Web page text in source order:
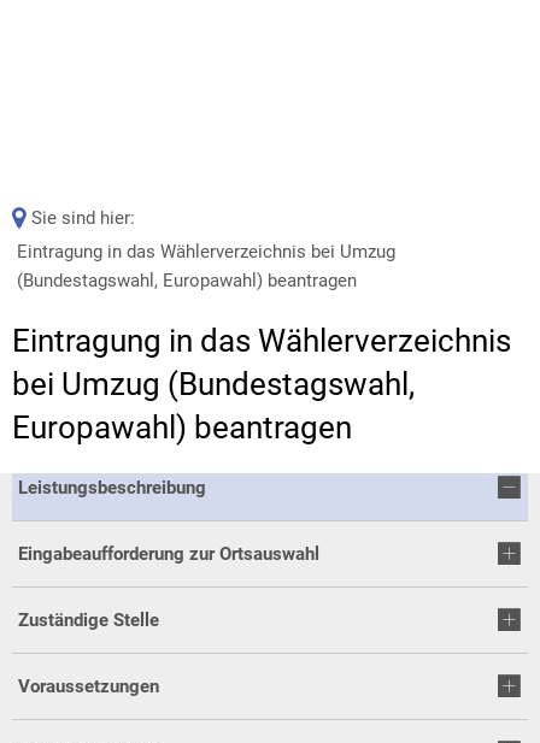
Sie sind hier:
Eintragung in das Wählerverzeichnis bei Umzug
(Bundestagswahl, Europawahl) beantragen
Eintragung in das Wählerverzeichnis
bei Umzug (Bundestagswahl,
Europawahl) beantragen
Leistungsbeschreibung
Eingabeaufforderung zur Ortsauswahl
Zuständige Stelle
Voraussetzungen